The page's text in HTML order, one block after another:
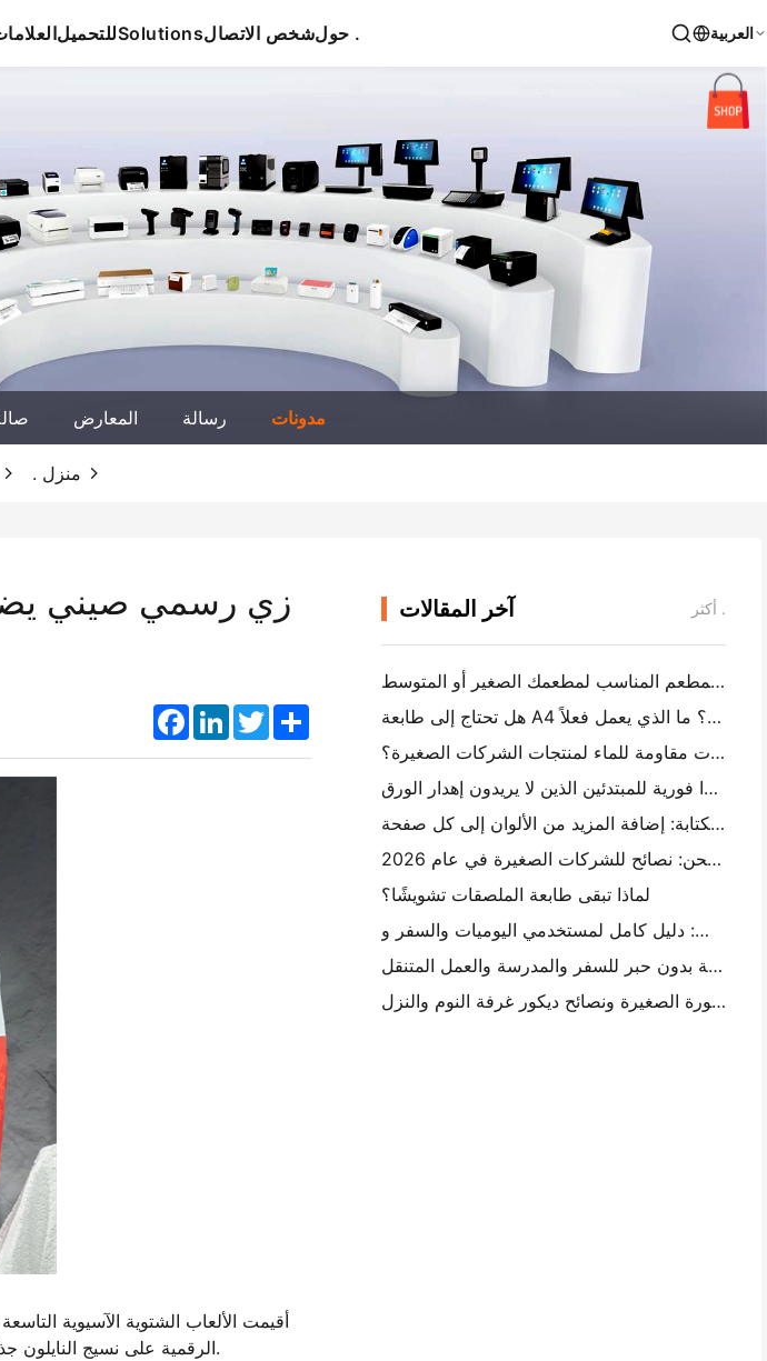
للتحميلSolutionsشخص الاتصال حول . العربية
المعارض رسالة مدونات
منزل .
زي رسمي صيني يضم
Facebook
LinkedInTwitterShare
أقيمت الألعاب الشتوية الآسيوية
الرقمية على نسيج النايلون جذابة للنظر حقا. استخدم مصنع النسيج آلة طباعة نايلون رقمية عالية الدقة لطباعة التصميم بدقة.
آخر المقالات أكثر .
كيفية اختيار برنامج المطعم المناسب لمطعمك الصغير أو المتوسط
هل تحتاج إلى طابعة A4 محمولة لفواتير المستودع؟ ما الذي يعمل فعلاً
هل يمكن لطابعات العلامات الحرارية جعل العلامات مقاومة للماء لمنتجات الشركات الصغيرة؟
أفضل كاميرا فورية للمبتدئين الذين لا يريدون إهدار الورق
أفضل صانع ملصقات الألوان للكتابة والكتابة: إضافة المزيد من الألوان إلى كل صفحة
الكتابة اليدوية مقابل طباعة علامات الشحن: نصائح للشركات الصغيرة في عام 2026
لماذا تبقى طابعة الملصقات تشويشًا؟
كيفية اختيار طابعة صور جيب: دليل كامل لمستخدمي اليوميات والسفر و iPhone
أفضل طابعة محمولة بدون حبر للسفر والمدرسة والعمل المتنقل: Hanin MT620 Pro Review
أفكار تصميم جدار الصورة الصغيرة ونصائح ديكور غرفة النوم والنزل